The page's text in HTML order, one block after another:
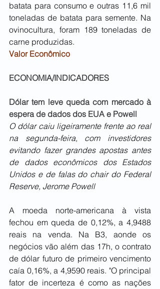
batata para consumo e outras 11,6 mil
toneladas de batata para semente. Na
ovinocultura, foram 189 toneladas de
carne produzidas.
Valor Econômico
ECONOMIA/INDICADORES
Dólar tem leve queda com mercado à
espera de dados dos EUA e Powell
O dólar caiu ligeiramente frente ao real
na segunda-feira, com investidores
evitando fazer grandes apostas antes
de dados econômicos dos Estados
Unidos e de falas do chair do Federal
Reserve, Jerome Powell
A moeda norte-americana à vista
fechou em queda de 0,12%, a 4,9488
reais na venda. Na B3, aonde os
negócios vão além das 17h, o contrato
de dólar futuro de primeiro vencimento
caía 0,16%, a 4,9590 reais. "O principal
fator de incerteza é como as nações